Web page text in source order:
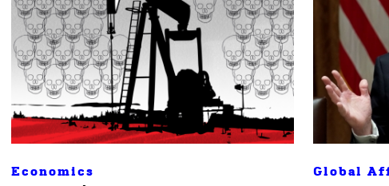
Economics Global